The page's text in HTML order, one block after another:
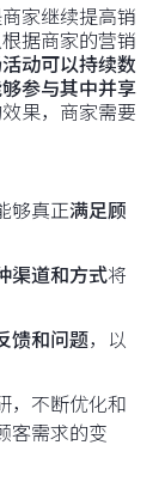
家继续提高销
据商家的营销
动可以持续数
参与其中并享
果，商家需要
够真正满足顾
渠道和方式将
馈和问题，以
，不断优化和
客需求的变